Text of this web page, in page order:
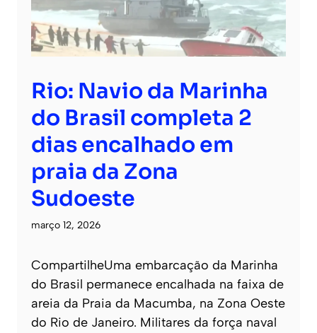
Rio: Navio da Marinha
do Brasil completa 2
dias encalhado em
praia da Zona
Sudoeste
março 12, 2026
CompartilheUma embarcação da Marinha
do Brasil permanece encalhada na faixa de
areia da Praia da Macumba, na Zona Oeste
do Rio de Janeiro. Militares da força naval